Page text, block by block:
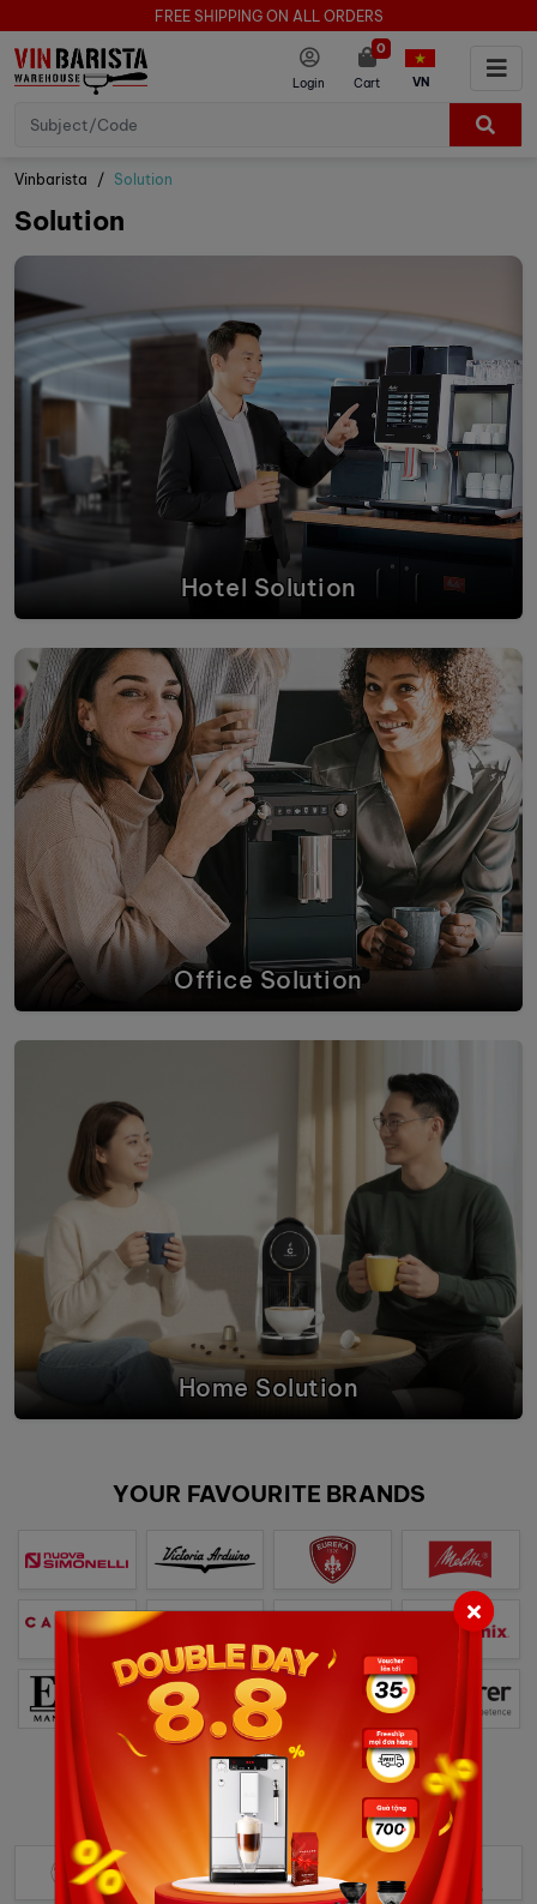
FREE SHIPPING ON ALL ORDERS
Login Cart
0
VN
Vinbarista Solution
Solution
Hotel Solution
Office Solution
Home Solution
YOUR FAVOURITE BRANDS
CUSTOMERS